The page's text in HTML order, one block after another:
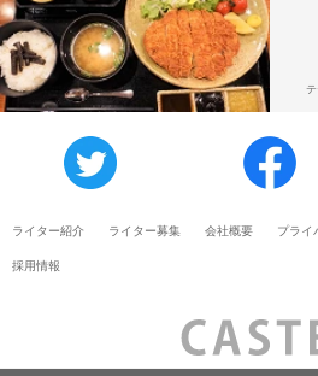
ライター紹介 ライター募集 会社概要 プライ
採用情報